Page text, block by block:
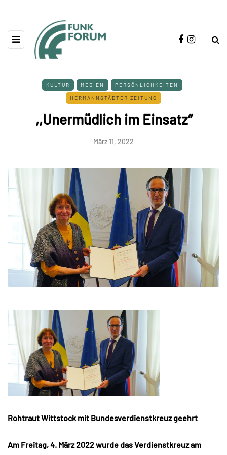
KULTUR MEDIEN PERSÖNLICHKEITEN
HERMANNSTÄDTER ZEITUNG
,,Unermüdlich im Einsatz“
März 11, 2022
Rohtraut Wittstock mit Bundesverdienstkreuz geehrt
Am Freitag, 4. März 2022 wurde das Verdienstkreuz am